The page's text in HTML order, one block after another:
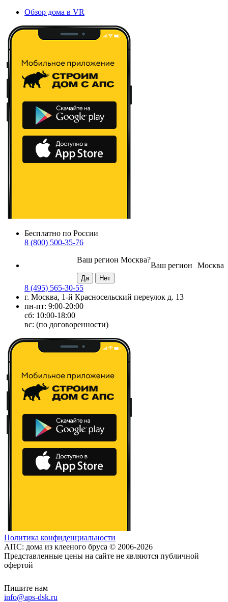
Обзор дома в VR
Бесплатно по России
8 (800) 500-35-76
Москва
Ваш регион
Ваш регион Москва?
8 (495) 565-30-55
г. Москва, 1-й Красносельский переулок д. 13
пн-пт: 9:00-20:00
сб: 10:00-18:00
вс: (по договоренности)
Политика конфиденциальности
АПС: дома из клееного бруса © 2006-2026
Представленные цены на сайте не являются публичной
офертой
Пишите нам
info@aps-dsk.ru